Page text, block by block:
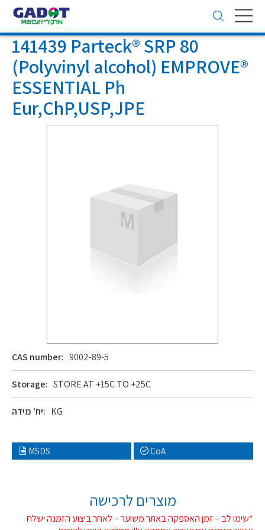
Toggle
navigation
141439 Parteck® SRP 80
(Polyvinyl alcohol) EMPROVE®
ESSENTIAL Ph
Eur,ChP,USP,JPE
CAS number: 9002-89-5
Storage: STORE AT +15C TO +25C
יח' מידה: KG
MSDS CoA
מוצרים לרכישה
*שימו לב – זמן האספקה באתר משוער – לאחר ביצוע הזמנה ישלח